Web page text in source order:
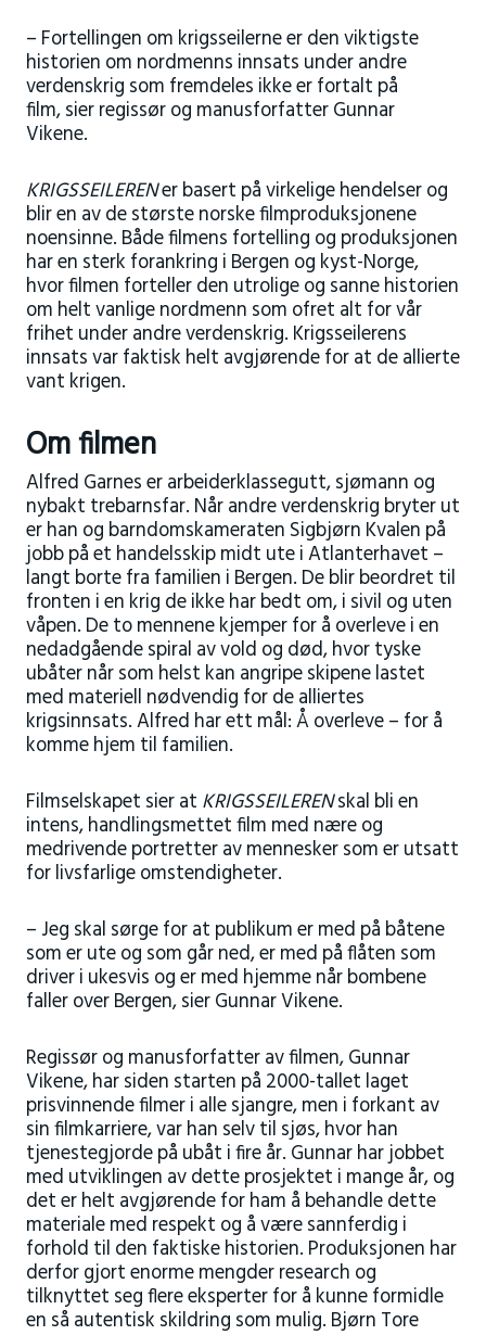
– Fortellingen om krigsseilerne er den viktigste
historien om nordmenns innsats under andre
verdenskrig som fremdeles ikke er fortalt på
film, sier regissør og manusforfatter Gunnar
Vikene.
KRIGSSEILERENer basert på virkelige hendelser og
blir en av de største norske filmproduksjonene
noensinne. Både filmens fortelling og produksjonen
har en sterk forankring i Bergen og kyst-Norge,
hvor filmen forteller den utrolige og sanne historien
om helt vanlige nordmenn som ofret alt for vår
frihet under andre verdenskrig. Krigsseilerens
innsats var faktisk helt avgjørende for at de allierte
vant krigen.
Om filmen
Alfred Garnes er arbeiderklassegutt, sjømann og
nybakt trebarnsfar. Når andre verdenskrig bryter ut
er han og barndomskameraten Sigbjørn Kvalen på
jobb på et handelsskip midt ute i Atlanterhavet –
langt borte fra familien i Bergen. De blir beordret til
fronten i en krig de ikke har bedt om, i sivil og uten
våpen. De to mennene kjemper for å overleve i en
nedadgående spiral av vold og død, hvor tyske
ubåter når som helst kan angripe skipene lastet
med materiell nødvendig for de alliertes
krigsinnsats. Alfred har ett mål: Å overleve – for å
komme hjem til familien.
Filmselskapet sier at KRIGSSEILERENskal bli en
intens, handlingsmettet film med nære og
medrivende portretter av mennesker som er utsatt
for livsfarlige omstendigheter.
– Jeg skal sørge for at publikum er med på båtene
som er ute og som går ned, er med på flåten som
driver i ukesvis og er med hjemme når bombene
faller over Bergen, sier Gunnar Vikene.
Regissør og manusforfatter av filmen, Gunnar
Vikene, har siden starten på 2000-tallet laget
prisvinnende filmer i alle sjangre, men i forkant av
sin filmkarriere, var han selv til sjøs, hvor han
tjenestegjorde på ubåt i fire år. Gunnar har jobbet
med utviklingen av dette prosjektet i mange år, og
det er helt avgjørende for ham å behandle dette
materiale med respekt og å være sannferdig i
forhold til den faktiske historien. Produksjonen har
derfor gjort enorme mengder research og
tilknyttet seg flere eksperter for å kunne formidle
en så autentisk skildring som mulig. Bjørn Tore